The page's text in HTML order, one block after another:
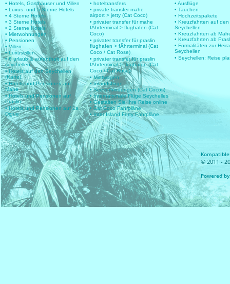
• Hotels, Gasthäuser und Villen
• Luxus- und 5 Sterne Hotels
• 4 Sterne Hotels
• 3 Sterne Hotels
• 2 Sterne Hotels
• Mietwohnungen
• Pensionen
• Villen
• Luxusvillen
• 6 urlaub & aufenthalt auf den
seychellen
• Hotels auf den Seychellen
(Karte)
• Hotels und Pensionen auf
Mahe
• Hotels und Pensionen auf
Praslin
• Hotels und Pensionen auf La
Digue
• hoteltransfers
• private transfer mahe
airport > jetty (Cat Coco)
• privater transfer für mahe
fÄhrterminal > flughafen (Cat
Coco)
• privater transfer für praslin
flughafen > fÄhrterminal (Cat
Coco / Cat Rose)
• privater transfer für praslin
fÄhrterminal > flughafen (Cat
Coco / Cat Rose)
• Mietwagen
• Inlandsflüge
• Seeverbindungen (Cat Cocos)
• Internationale Flüge Seychelles
• Gestalten Sie Ihre Reise online
• Cat Coco Fahrpläne
• Inter Island Ferry Fahrpläne
• Ausflüge
• Tauchen
• Hochzeitspakete
• Kreuzfahrten auf den
Seychellen
• Kreuzfahrten ab
• Kreuzfahrten ab
• Formalitäten zur
Seychellen
• Seychellen: Reise
© 2011 -
Powered by